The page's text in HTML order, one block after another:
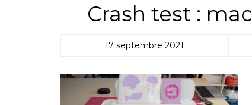
Crash test :
17 septembre 2021